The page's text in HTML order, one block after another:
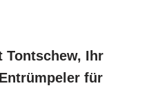
Tontschew, Ihr
für